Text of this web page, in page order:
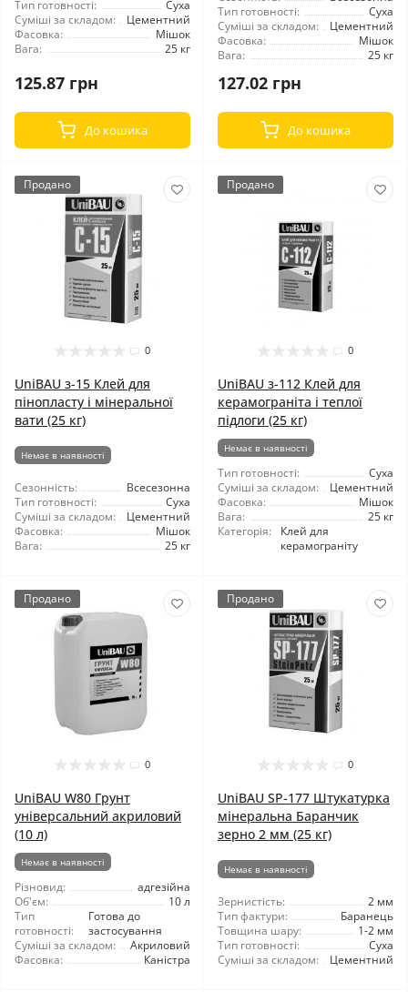
Тип готовності:
Суха
Суміші за складом:
Цементний
Фасовка:
Мішок
Вага:
25 кг
125.87 грн
До кошика
Тип готовності:
Суха
Суміші за складом:
Цементний
Фасовка:
Мішок
Вага:
25 кг
127.02 грн
До кошика
Продано
0
UniBAU з-15 Клей для
пінопласту і мінеральної
вати (25 кг)
Немає в наявності
Сезонність:
Всесезонна
Тип готовності:
Суха
Суміші за складом:
Цементний
Фасовка:
Мішок
Вага:
25 кг
Продано
0
UniBAU з-112 Клей для
керамограніта і теплої
підлоги (25 кг)
Немає в наявності
Тип готовності:
Суха
Суміші за складом:
Цементний
Фасовка:
Мішок
Вага:
25 кг
Категорія:
Клей для
керамограніту
Продано
0
UniBAU W80 Грунт
універсальний акриловий
(10 л)
Немає в наявності
Різновид:
адгезійна
Об'єм:
10 л
Тип
готовності:
Готова до
застосування
Суміші за складом:
Акриловий
Фасовка:
Каністра
Продано
0
UniBAU SP-177 Штукатурка
мінеральна Баранчик
зерно 2 мм (25 кг)
Немає в наявності
Зернистість:
2 мм
Тип фактури:
Баранець
Товщина шару:
1-2 мм
Тип готовності:
Суха
Суміші за складом:
Цементний